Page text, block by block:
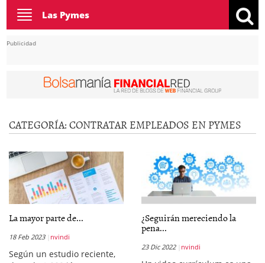
Toggle
navigation
Las Pymes
Publicidad
CATEGORÍA:CONTRATAR EMPLEADOS EN PYMES
La mayor parte de...
18 Feb 2023 nvindi
Según un estudio reciente,
¿Seguirán mereciendo la
pena...
23 Dic 2022 nvindi